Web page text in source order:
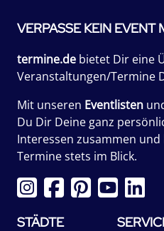
VERPASSE KEIN EVENT
termine.de bietet Dir eine
Veranstaltungen/Termine
Mit unseren Eventlisten
Du Dir Deine ganz
Interessen zusammen
Termine stets im Blick.
STÄDTE